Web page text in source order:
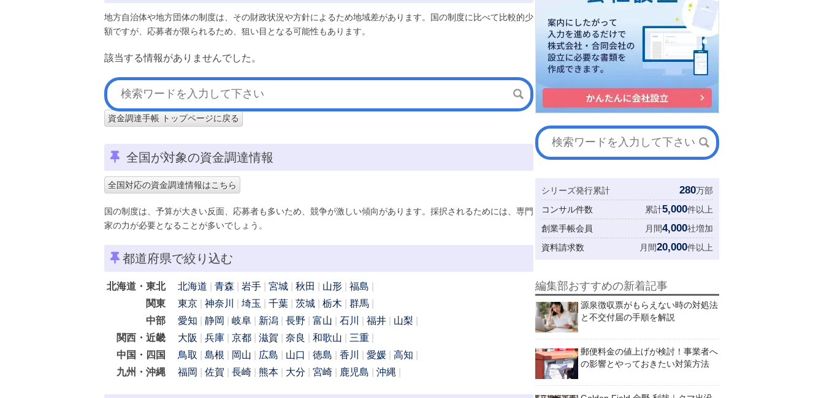
地方自治体や地方団体の制度は、その財政状況や方針によるため地域差があります。国の制度に比べて比較的少
額ですが、応募者が限られるため、狙い目となる可能性もあります。
該当する情報がありませんでした。
資金調達手帳 トップページに戻る
全国が対象の資金調達情報
全国対応の資金調達情報はこちら
国の制度は、予算が大きい反面、応募者も多いため、競争が激しい傾向があります。採択されるためには、専門
家の力が必要となることが多いでしょう。
都道府県で絞り込む
北海道・東北 北海道 青森 岩手 宮城 秋田 山形
福島
関東
東京 神奈川 埼玉 千葉 茨城 栃木
群馬
中部
愛知 静岡 岐阜 新潟 長野 富山 石川 福井
山梨
関西・近畿
大阪 兵庫 京都 滋賀 奈良 和歌山
三重
中国・四国
鳥取 島根 岡山 広島 山口 徳島 香川 愛媛
高知
九州・沖縄
福岡 佐賀 長崎 熊本 大分 宮崎 鹿児島 沖縄
シリーズ発行累計 280万部
コンサル件数
累計5,000件以上
創業手帳会員
月間4,000社増加
資料請求数
月間20,000件以上
編集部おすすめの新着記事
源泉徴収票がもらえない時の対処法
と不交付届の手順を解説
郵便料金の値上げが検討！事業者へ
の影響とやっておきたい対策方法